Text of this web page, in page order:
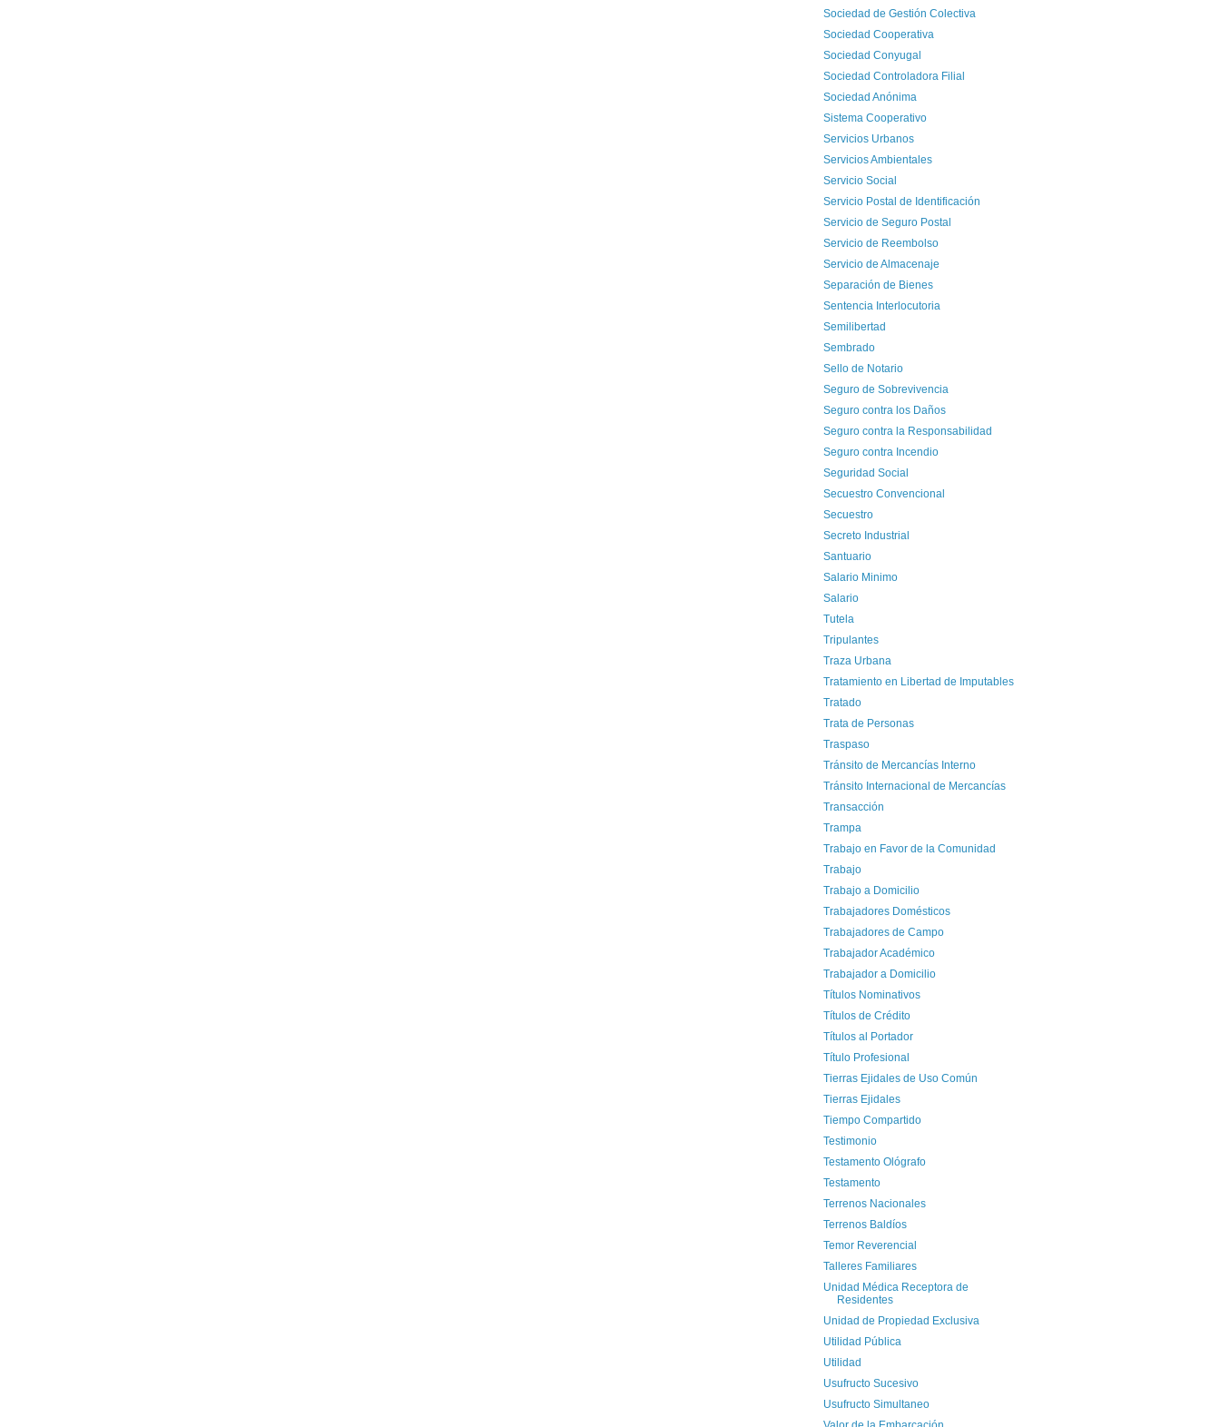
Sociedad de Gestión Colectiva
Sociedad Cooperativa
Sociedad Conyugal
Sociedad Controladora Filial
Sociedad Anónima
Sistema Cooperativo
Servicios Urbanos
Servicios Ambientales
Servicio Social
Servicio Postal de Identificación
Servicio de Seguro Postal
Servicio de Reembolso
Servicio de Almacenaje
Separación de Bienes
Sentencia Interlocutoria
Semilibertad
Sembrado
Sello de Notario
Seguro de Sobrevivencia
Seguro contra los Daños
Seguro contra la Responsabilidad
Seguro contra Incendio
Seguridad Social
Secuestro Convencional
Secuestro
Secreto Industrial
Santuario
Salario Minimo
Salario
Tutela
Tripulantes
Traza Urbana
Tratamiento en Libertad de Imputables
Tratado
Trata de Personas
Traspaso
Tránsito de Mercancías Interno
Tránsito Internacional de Mercancías
Transacción
Trampa
Trabajo en Favor de la Comunidad
Trabajo
Trabajo a Domicilio
Trabajadores Domésticos
Trabajadores de Campo
Trabajador Académico
Trabajador a Domicilio
Títulos Nominativos
Títulos de Crédito
Títulos al Portador
Título Profesional
Tierras Ejidales de Uso Común
Tierras Ejidales
Tiempo Compartido
Testimonio
Testamento Ológrafo
Testamento
Terrenos Nacionales
Terrenos Baldíos
Temor Reverencial
Talleres Familiares
Unidad Médica Receptora de
Residentes
Unidad de Propiedad Exclusiva
Utilidad Pública
Utilidad
Usufructo Sucesivo
Usufructo Simultaneo